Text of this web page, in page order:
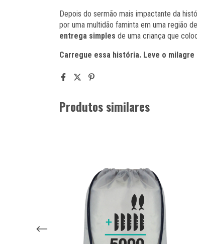
Depois do sermão mais impactante da
por uma multidão faminta em uma região
entrega simples de uma criança que
Carregue essa história. Leve o milagre
Produtos similares